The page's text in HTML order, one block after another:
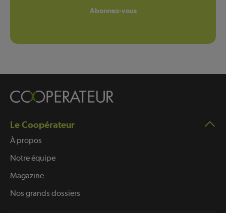
Abonnez-vous
Le Coopérateur
À propos
Notre équipe
Magazine
Nos grands dossiers